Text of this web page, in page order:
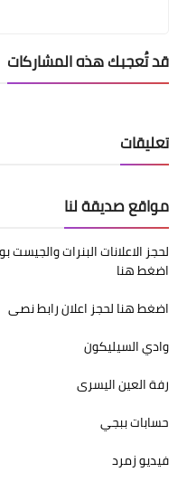
قد تُعجبك هذه المشاركات
تعليقات
مواقع صديقة لنا
اضغط هنا
اضغط هنا لحجز اعلان رابط نصى
وادي السيليكون
رفة العين اليسرى
حسابات ببجي
فيديو زمرد